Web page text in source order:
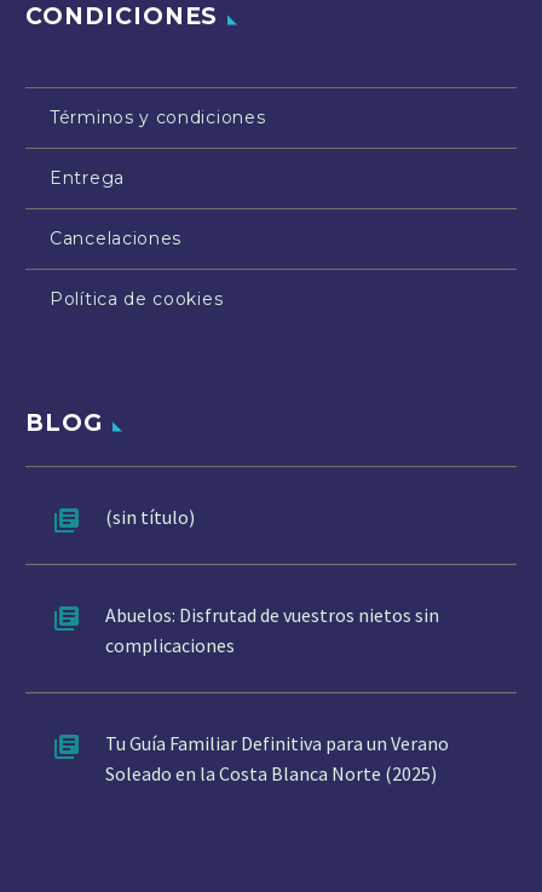
CONDICIONES
Términos y condiciones
Entrega
Cancelaciones
Política de cookies
BLOG
(sin título)
Abuelos: Disfrutad de vuestros nietos sin
complicaciones
Tu Guía Familiar Definitiva para un Verano
Soleado en la Costa Blanca Norte (2025)